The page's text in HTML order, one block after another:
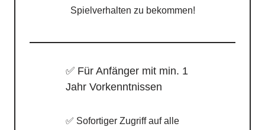
Spielverhalten zu bekommen!
✅ Für Anfänger mit min. 1
Jahr Vorkenntnissen
✅ Sofortiger Zugriff auf alle